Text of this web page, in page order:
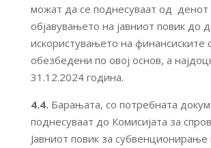
можат да се поднесуваат од денот
објавувањето на јавниот повик до
искористувањето на финансиските
обезбедени по овој основ, а
31.12.2024 година.
4.4.Барањата, со потребната
поднесуваат до Комисијата за
Јавниот повик за субвенционирање